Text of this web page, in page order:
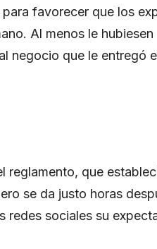
favorecer que los
Al menos le
negocio que le entregó
reglamento, que
se da justo horas
redes sociales su